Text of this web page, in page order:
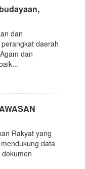
dan
daerah
dan
Rakyat yang
data